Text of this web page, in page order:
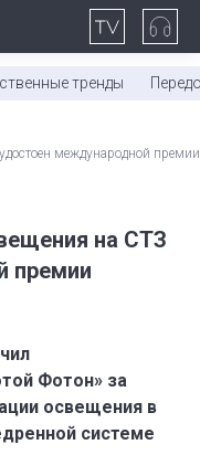
тренды
международной премии
на СТЗ
премии
Фотон» за
освещения в
системе